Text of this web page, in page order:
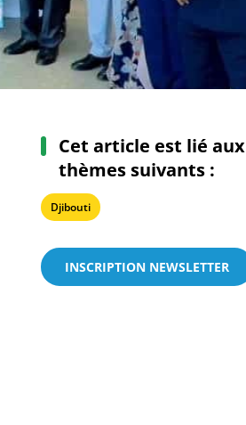
Cet article est lié aux
thèmes suivants :
Djibouti
INSCRIPTION NEWSLETTER